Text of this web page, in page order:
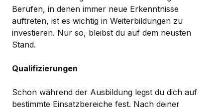
Berufen, in denen immer neue Erkenntnisse
auftreten, ist es wichtig in Weiterbildungen zu
investieren. Nur so, bleibst du auf dem neusten
Stand.
Qualifizierungen
Schon während der Ausbildung legst du dich auf
bestimmte Einsatzbereiche fest. Nach deiner